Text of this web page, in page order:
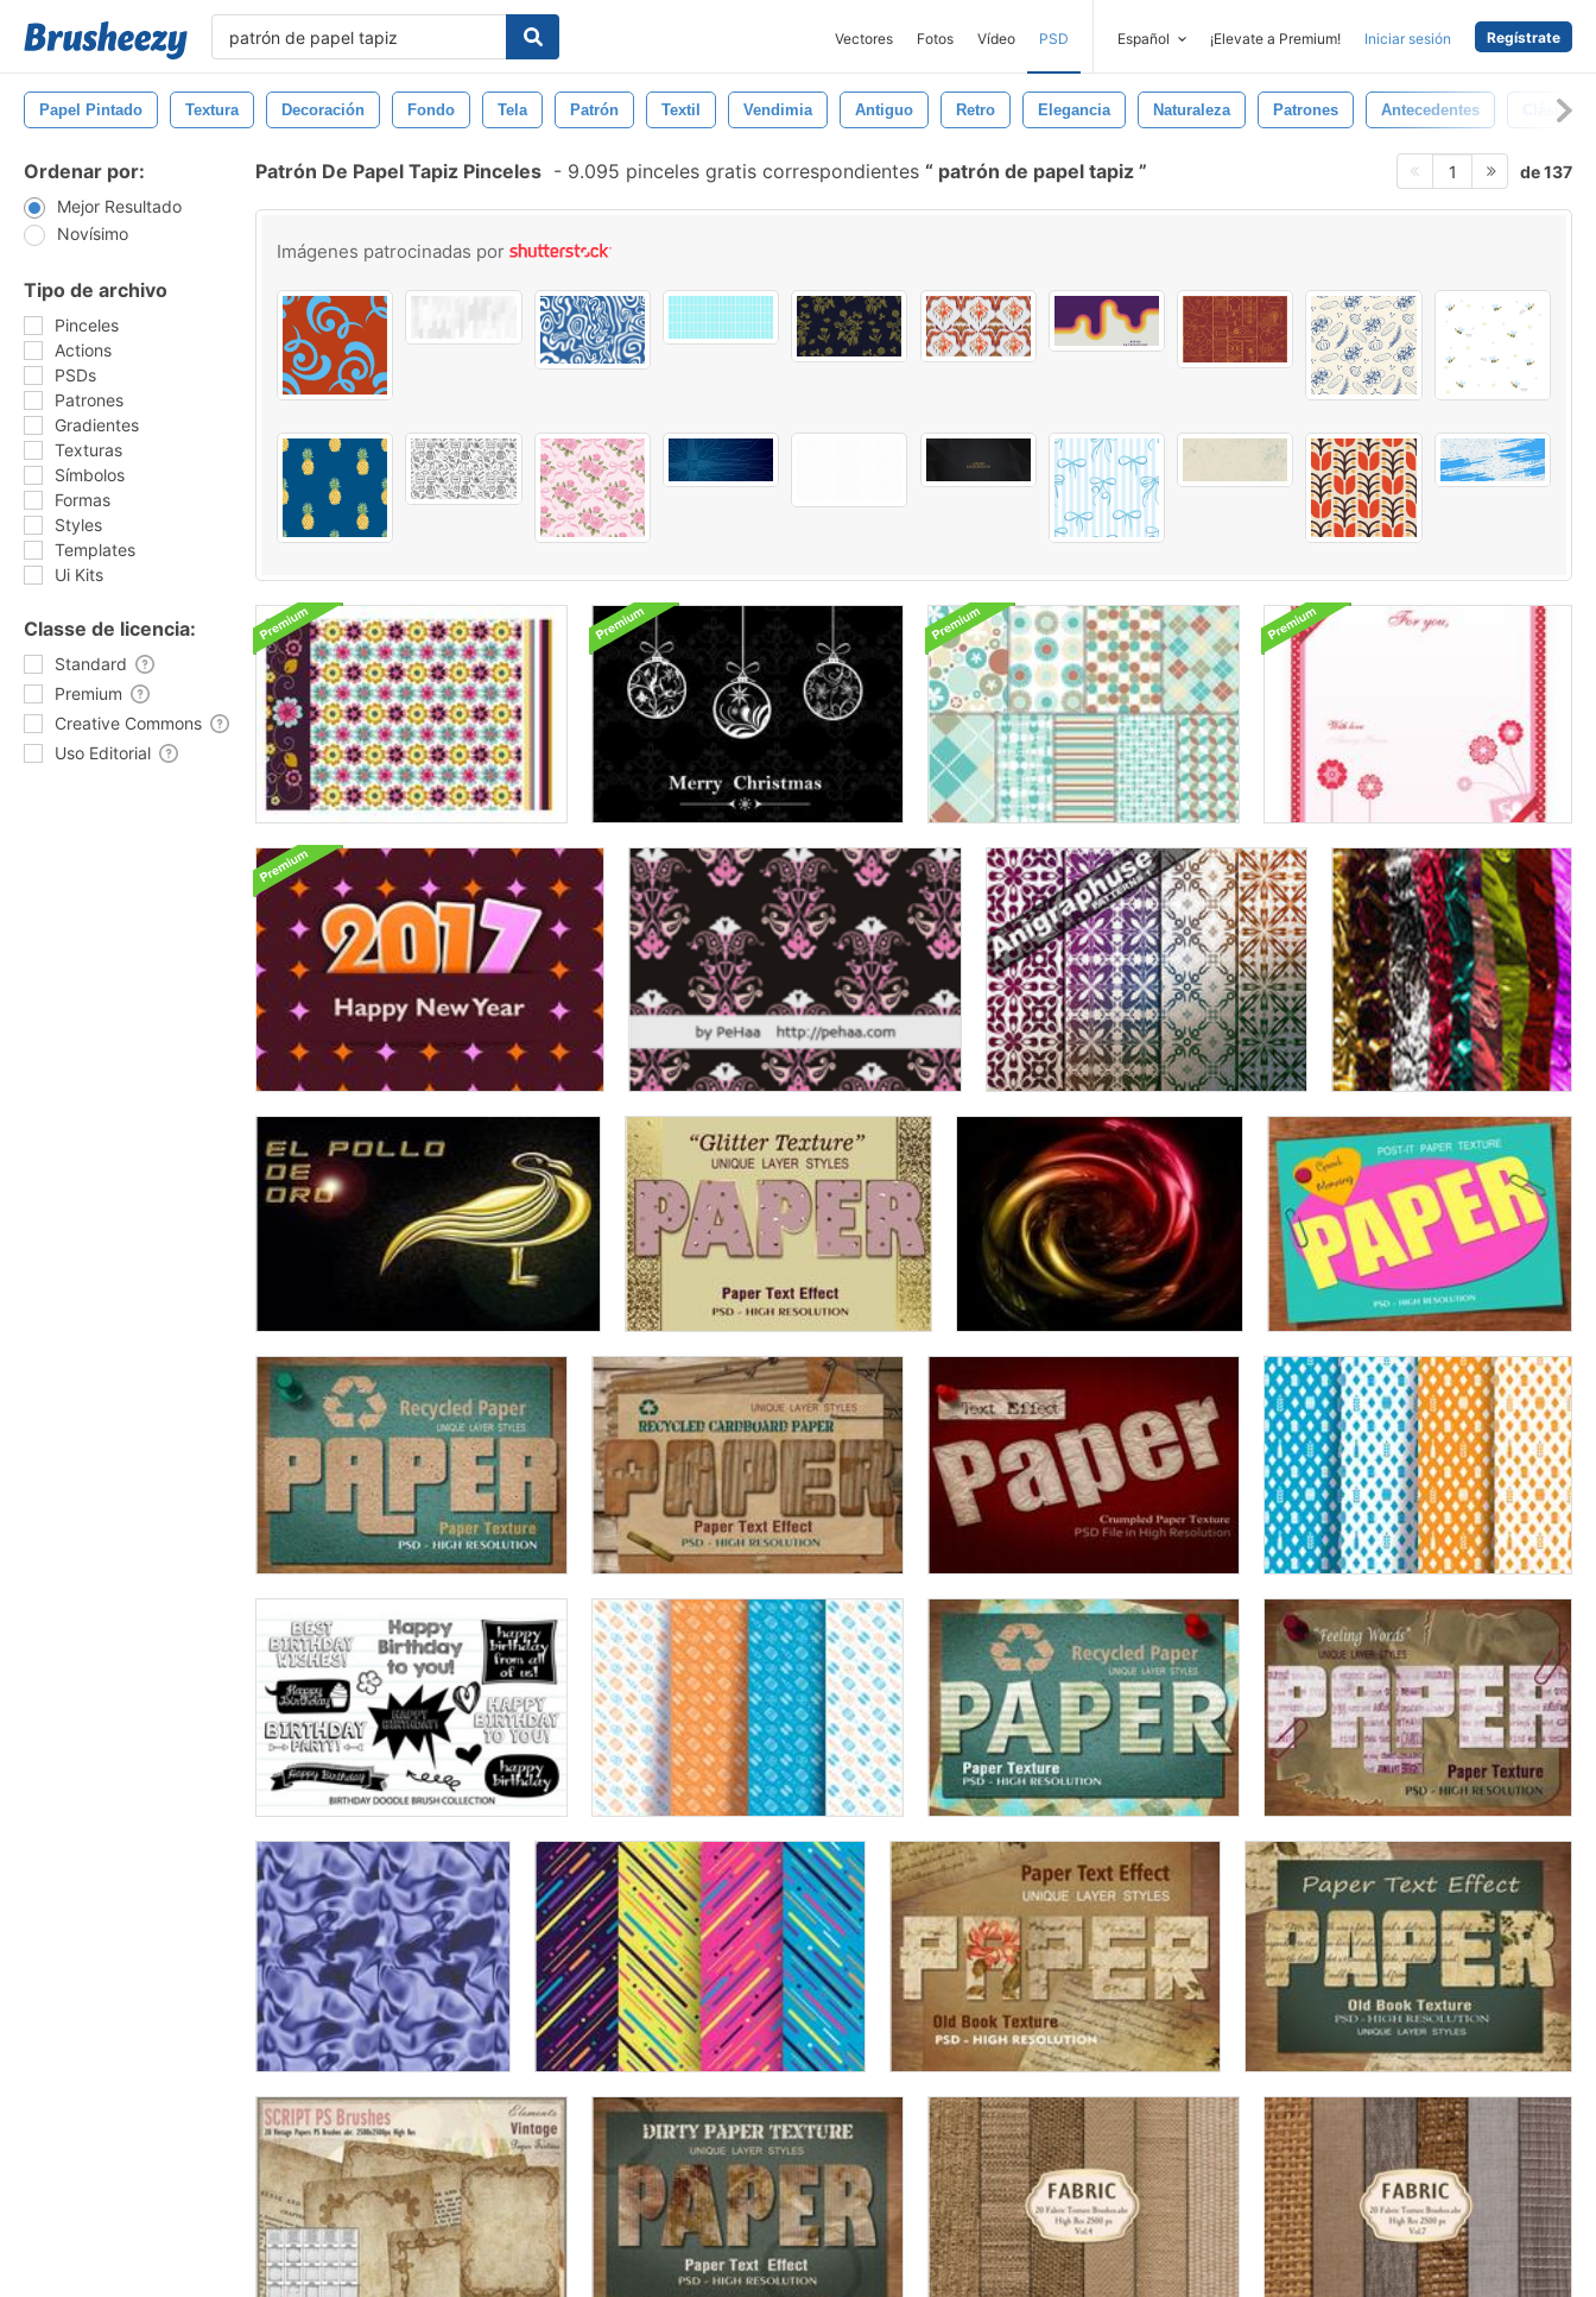
Vectores Fotos Vídeo PSD Español ¡Elevate a Premium! Iniciar sesión Regístrate
Papel Pintado Textura Decoración Fondo Tela Patrón Textil Vendimia Antiguo Retro Elegancia Naturaleza Patrones Antecedentes Clásico
Ordenar por:
Mejor Resultado
Novísimo
Tipo de archivo
Pinceles
Actions
PSDs
Patrones
Gradientes
Texturas
Símbolos
Formas
Styles
Templates
Ui Kits
Classe de licencia:
Standard
Premium
Creative Commons
Uso Editorial
Patrón De Papel Tapiz Pinceles - 9.095 pinceles gratis correspondientes patrón de papel tapiz 1 de 137
Imágenes patrocinadas por